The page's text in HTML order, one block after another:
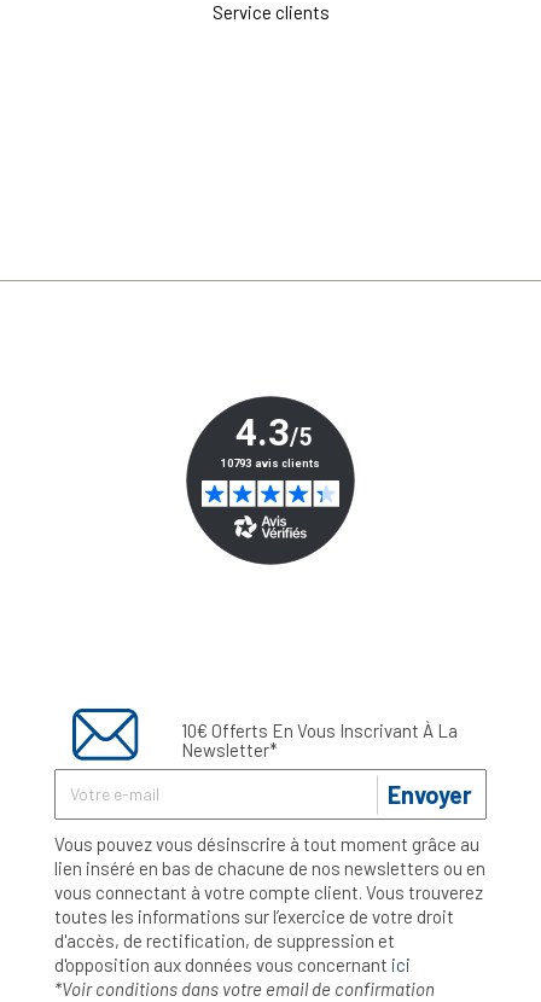
Service clients
10€ Offerts En Vous Inscrivant À La
Newsletter*
Envoyer
Vous pouvez vous désinscrire à tout moment grâce au
lien inséré en bas de chacune de nos newsletters ou en
vous connectant à votre compte client. Vous trouverez
toutes les informations sur l’exercice de votre droit
d'accès, de rectification, de suppression et
d'opposition aux données vous concernant ici
*Voir conditions dans votre email de confirmation